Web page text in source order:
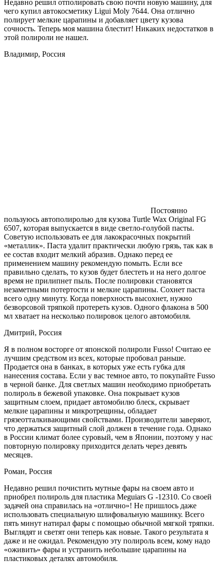
Недавно решил отполировать свою почти новую машину, для
чего купил автокосметику Ligui Moly 7644. Она отлично
полирует мелкие царапины и добавляет цвету кузова
сочность. Теперь моя машина блестит! Никаких недостатков в
этой полироли не нашел.
Владимир, Россия
Постоянно
пользуюсь автополиролью для кузова Turtle Wax Original FG
6507, которая выпускается в виде светло-голубой пасты.
Советую использовать ее для лакокрасочных покрытий
«металлик». Паста удалит практически любую грязь, так как в
ее состав входит мелкий абразив. Однако перед ее
применением машину рекомендую помыть. Если все
правильно сделать, то кузов будет блестеть и на него долгое
время не прилипнет пыль. После полировки становятся
незаметными потертости и мелкие царапины. Сохнет паста
всего одну минуту. Когда поверхность высохнет, нужно
безворсовой тряпкой протереть кузов. Одного флакона в 500
мл хватает на несколько полировок целого автомобиля.
Дмитрий, Россия
Я в полном восторге от японской полироли Fusso! Считаю ее
лучшим средством из всех, которые пробовал раньше.
Продается она в банках, в которых уже есть губка для
нанесения состава. Если у вас темное авто, то покупайте Fusso
в черной банке. Для светлых машин необходимо приобретать
полироль в бежевой упаковке. Она покрывает кузов
защитным слоем, придает автомобилю блеск, скрывает
мелкие царапины и микротрещины, обладает
грязеотталкивающими свойствами. Производители заверяют,
что держаться защитный слой должен в течение года. Однако
в России климат более суровый, чем в Японии, поэтому у нас
повторную полировку приходится делать через девять
месяцев.
Роман, Россия
Недавно решил почистить мутные фары на своем авто и
приобрел полироль для пластика Meguiars G -12310. Со своей
задачей она справилась на «отлично»! Не пришлось даже
использовать специальную шлифовальную машинку. Всего
пять минут натирал фары с помощью обычной мягкой тряпки.
Выглядят и светят они теперь как новые. Такого результата я
даже и не ожидал. Рекомендую эту полироль всем, кому надо
«оживить» фары и устранить небольшие царапины на
пластиковых деталях автомобиля.